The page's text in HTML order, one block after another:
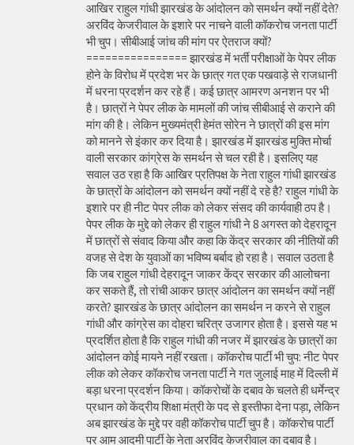
आखिर राहुल गांधी झारखंड के आंदोलन को समर्थन क्यों नहीं देते?
अरविंद केजरीवाल के इशारे पर नाचने वाली कॉकरोच जनता पार्टी
भी चुप। सीबीआई जांच की मांग पर ऐतराज क्यों?
================ झारखंड में भर्ती परीक्षाओं के पेपर लीक
होने के विरोध में प्रदेश भर के छात्र गत एक पखवाड़े से राजधानी
में धरना प्रदर्शन कर रहे हैं। कई छात्र आमरण अनशन पर भी
है। छात्रों ने पेपर लीक के मामलों की जांच सीबीआई से कराने की
मांग की है। लेकिन मुख्यमंत्री हेमंत सोरेन ने छात्रों की इस मांग
को मानने से इंकार कर दिया है। झारखंड में झारखंड मुक्ति मोर्चा
वाली सरकार कांग्रेस के समर्थन से चल रही है। इसलिए यह
सवाल उठ रहा है कि आखिर प्रतिपक्ष के नेता राहुल गांधी झारखंड
के छात्रों के आंदोलन को समर्थन क्यों नहीं दे रहे है? राहुल गांधी के
इशारे पर ही नीट पेपर लीक को लेकर संसद की कार्यवाही ठप है।
पेपर लीक के मुद्दे को लेकर ही राहुल गांधी ने 8 अगस्त को देहरादून
में छात्रों से संवाद किया और कहा कि केंद्र सरकार की नीतियों की
वजह से देश के युवाओं का भविष्य बर्बाद हो रहा है। सवाल उठता है
कि जब राहुल गांधी देहरादून जाकर केंद्र सरकार की आलोचना
कर सकते हैं, तो रांची आकर छात्र आंदोलन का समर्थन क्यों नहीं
करते? झारखंड के छात्र आंदोलन का समर्थन न करने से राहुल
गांधी और कांग्रेस का दोहरा चरित्र उजागर होता है। इससे यह भ
प्रदर्शित होता है कि राहुल गांधी की नजर में झारखंड के छात्रों का
आंदोलन कोई मायने नहीं रखता। कॉकरोच पार्टी भी चुप: नीट पेपर
लीक को लेकर कॉकरोच जनता पार्टी ने गत जुलाई माह में दिल्ली में
बड़ा धरना प्रदर्शन किया। कॉकरोचों के दबाव के चलते ही धर्मेन्द्र
प्रधान को केंद्रीय शिक्षा मंत्री के पद से इस्तीफा देना पड़ा, लेकिन
अब झारखंड के मुद्दे पर वही कॉकरोच पार्टी चुप है। कॉकरोच पार्टी
पर आम आदमी पार्टी के नेता अरविंद केजरीवाल का दबाव है।